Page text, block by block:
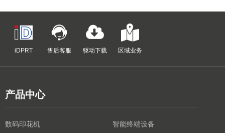
iDPRT 售后客服 驱动下载 区域业务
产品中心
数码印花机
智能终端设备